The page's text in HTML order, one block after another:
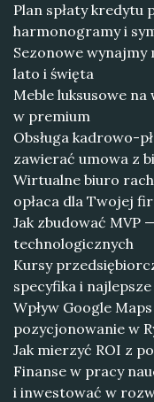
Plan spłaty kredytu
harmonogramy i
Sezonowe
lato i święta
Meble luksusowe
w premium
Obsługa kadrowo-
zawierać umowa z
Wirtualne biuro
opłaca dla Twojej
Jak zbudować MVP
technologicznych
Kursy
specyfika i
Wpływ Google
pozycjonowanie w
Jak mierzyć ROI z
Finanse w pracy
i inwestować w